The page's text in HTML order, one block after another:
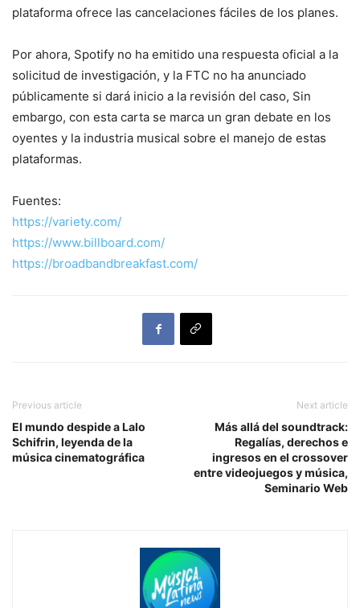
plataforma ofrece las cancelaciones fáciles de los planes.
Por ahora, Spotify no ha emitido una respuesta oficial a la
solicitud de investigación, y la FTC no ha anunciado
públicamente si dará inicio a la revisión del caso, Sin
embargo, con esta carta se marca un gran debate en los
oyentes y la industria musical sobre el manejo de estas
plataformas.
Fuentes:
https://variety.com/
https://www.billboard.com/
https://broadbandbreakfast.com/
Previous article
El mundo despide a Lalo
Schifrin, leyenda de la
música cinematográfica
Next article
Más allá del soundtrack:
Regalías, derechos e
ingresos en el crossover
entre videojuegos y música,
Seminario Web